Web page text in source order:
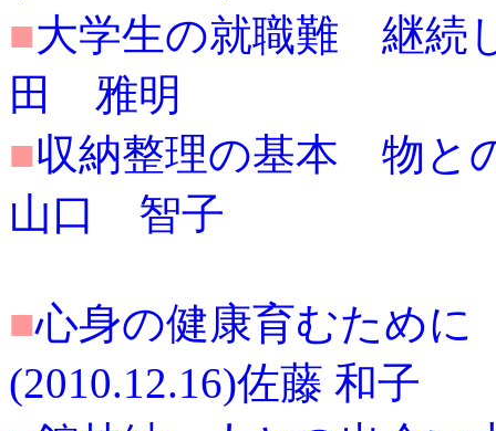
■大学生の就職難 継続
田 雅明
■収納整理の基本 物と
山口 智子
■心身の健康育むため
(2010.12.16)佐藤 和子